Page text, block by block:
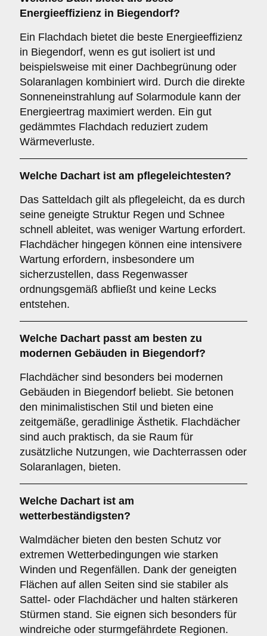
Energieeffizienz in Biegendorf?
Ein Flachdach bietet die beste Energieeffizienz
in Biegendorf, wenn es gut isoliert ist und
beispielsweise mit einer Dachbegrünung oder
Solaranlagen kombiniert wird. Durch die direkte
Sonneneinstrahlung auf Solarmodule kann der
Energieertrag maximiert werden. Ein gut
gedämmtes Flachdach reduziert zudem
Wärmeverluste.
Welche Dachart ist am pflegeleichtesten?
Das Satteldach gilt als pflegeleicht, da es durch
seine geneigte Struktur Regen und Schnee
schnell ableitet, was weniger Wartung erfordert.
Flachdächer hingegen können eine intensivere
Wartung erfordern, insbesondere um
sicherzustellen, dass Regenwasser
ordnungsgemäß abfließt und keine Lecks
entstehen.
Welche Dachart passt am besten zu
modernen Gebäuden in Biegendorf?
Flachdächer sind besonders bei modernen
Gebäuden in Biegendorf beliebt. Sie betonen
den minimalistischen Stil und bieten eine
zeitgemäße, geradlinige Ästhetik. Flachdächer
sind auch praktisch, da sie Raum für
zusätzliche Nutzungen, wie Dachterrassen oder
Solaranlagen, bieten.
Welche Dachart ist am
wetterbeständigsten?
Walmdächer bieten den besten Schutz vor
extremen Wetterbedingungen wie starken
Winden und Regenfällen. Dank der geneigten
Flächen auf allen Seiten sind sie stabiler als
Sattel- oder Flachdächer und halten stärkeren
Stürmen stand. Sie eignen sich besonders für
windreiche oder sturmgefährdete Regionen.